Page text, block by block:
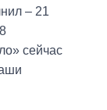
– 21
сейчас